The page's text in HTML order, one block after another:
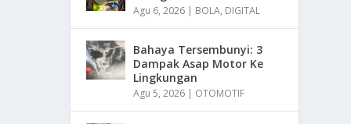
Agu 6, 2026 | BOLA, DIGITAL
Bahaya Tersembunyi: 3
Dampak Asap Motor Ke
Lingkungan
Agu 5, 2026 | OTOMOTIF